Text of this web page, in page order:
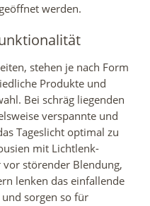
werden.
stehen je nach Form
Produkte und
Bei schräg liegenden
verspannte und
Tageslicht optimal zu
mit Lichtlenk-
vor störender Blendung,
lenken das einfallende
sorgen so für